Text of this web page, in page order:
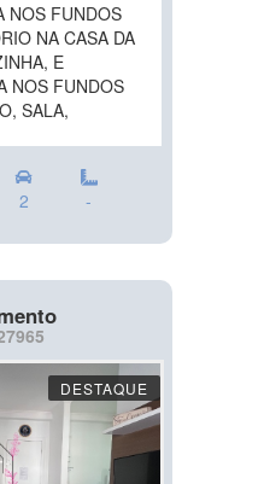
NOS FUNDOS
NA CASA DA
E
NOS FUNDOS
SALA,
2 -
DESTAQUE